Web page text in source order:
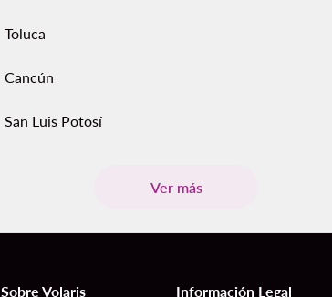
Toluca
Cancún
San Luis Potosí
Ver más
Sobre Volaris Información Legal